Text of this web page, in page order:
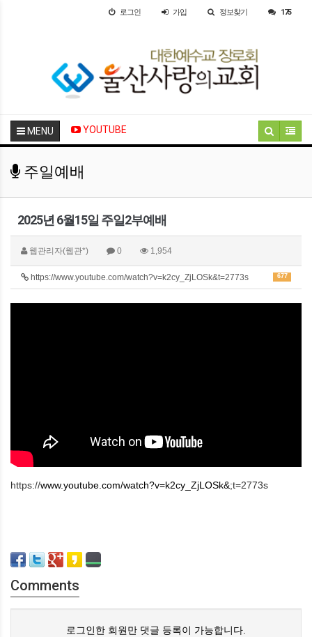
로그인 가입 정보찾기 175
MENU YOUTUBE
주일예배
2025년 6월15일 주일2부예배
웹관리자(웹관*) 0 1,954
677
https://www.youtube.com/watch?v=k2cy_ZjLOSk&t=2773s
https://www.youtube.com/watch?v=k2cy_ZjLOSk&;t=2773s
Comments
로그인한 회원만 댓글 등록이 가능합니다.